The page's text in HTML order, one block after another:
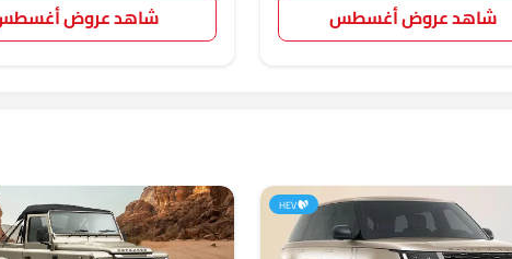
شاهد عروض أغسطس شاهد عروض
HEV